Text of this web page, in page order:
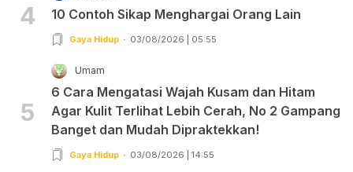
4 10 Contoh Sikap Menghargai Orang Lain
Gaya Hidup 03/08/2026 | 05:55
5
Umam
6 Cara Mengatasi Wajah Kusam dan Hitam
Agar Kulit Terlihat Lebih Cerah, No 2 Gampang
Banget dan Mudah Dipraktekkan!
Gaya Hidup 03/08/2026 | 14:55